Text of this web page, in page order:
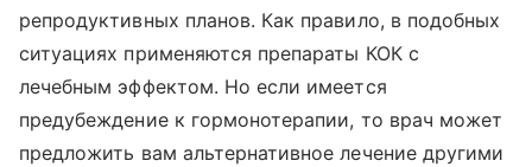
репродуктивных планов. Как правило, в подобных
ситуациях применяются препараты КОК с
лечебным эффектом. Но если имеется
предубеждение к гормонотерапии, то врач может
предложить вам альтернативное лечение другими